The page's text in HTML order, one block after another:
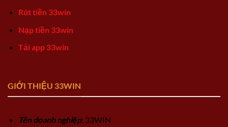
Rút tiền 33win
Nạp tiền 33win
Tải app 33win
GIỚI THIỆU 33WIN
Tên doanh nghiệp: 33WIN